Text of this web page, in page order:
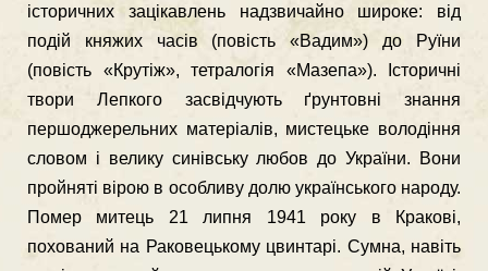
історичних зацікавлень надзвичай­но широке: від
подій княжих часів (повість «Вадим») до Руїни
(повість «Крутіж», тетралогія «Мазепа»). Історичні
твори Лепкого засвідчують ґрунтовні знання
першоджерельних мате­ріалів, мистецьке володіння
словом і велику синівську любов до Ук­раїни. Вони
пройняті вірою в особливу долю українського народу.
Помер митець 21 липня 1941 року в Кракові,
похований на Раковецькому цвинтарі. Сумна, навіть